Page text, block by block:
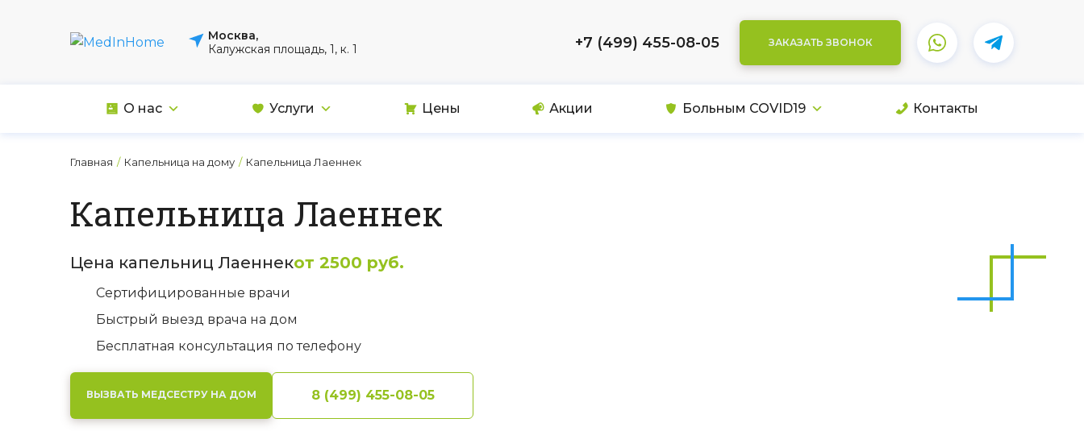
Москва,
Калужская площадь, 1, к. 1
+7 (499) 455-08-05 ЗАКАЗАТЬ ЗВОНОК
О нас Услуги Цены Акции Больным COVID19 Контакты
Главная / Капельница на дому / Капельница Лаеннек
Капельница Лаеннек
Цена капельниц Лаеннекот 2500 руб.
Сертифицированные врачи
Быстрый выезд врача на дом
Бесплатная консультация по телефону
ВЫЗВАТЬ МЕДСЕСТРУ НА ДОМ 8 (499) 455-08-05